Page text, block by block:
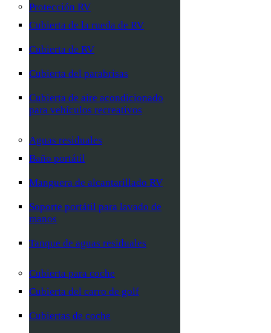
Protección RV
Cubierta de la rueda de RV
Cubierta de RV
Cubierta del parabrisas
Cubierta de aire acondicionado
para vehículos recreativos
Aguas residuales
Baño portátil
Manguera de alcantarillado RV
Soporte portátil para lavado de
manos
Tanque de aguas residuales
Cubierta para coche
Cubierta del carro de golf
Cubiertas de coche